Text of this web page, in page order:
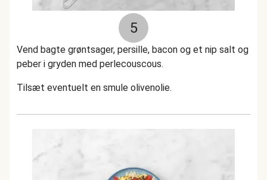
5
Vend bagte grøntsager, persille, bacon og et nip salt og
peber i gryden med perlecouscous.
Tilsæt eventuelt en smule olivenolie.